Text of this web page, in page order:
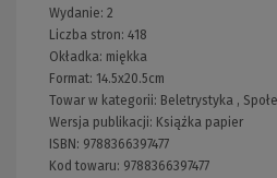
Wydanie: 2
Liczba stron: 418
Okładka: miękka
Format: 14.5x20.5cm
Towar w kategorii: Beletrystyka ,
Wersja publikacji: Książka papier
ISBN: 9788366397477
Kod towaru: 9788366397477